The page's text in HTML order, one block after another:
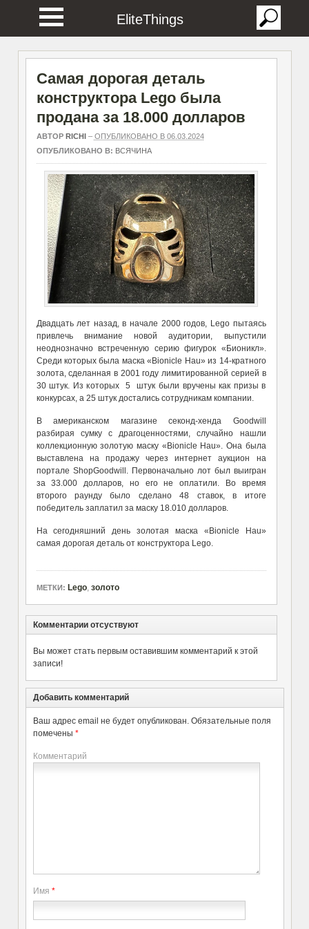
EliteThings
Самая дорогая деталь
конструктора Lego была
продана за 18.000 долларов
АВТОР RICHI– ОПУБЛИКОВАНО В 06.03.2024
ОПУБЛИКОВАНО В: ВСЯЧИНА
Двадцать лет назад, в начале 2000 годов, Lego пытаясь
привлечь внимание новой аудитории, выпустили
неоднозначно встреченную серию фигурок «Бионикл».
Среди которых была маска «Bionicle Hau» из 14-кратного
золота, сделанная в 2001 году лимитированной серией в
30 штук. Из которых 5 штук были вручены как призы в
конкурсах, а 25 штук достались сотрудникам компании.
В американском магазине секонд-хенда Goodwill
разбирая сумку с драгоценностями, случайно нашли
коллекционную золотую маску «Bionicle Hau». Она была
выставлена на продажу через интернет аукцион на
портале ShopGoodwill. Первоначально лот был выигран
за 33.000 долларов, но его не оплатили. Во время
второго раунду было сделано 48 ставок, в итоге
победитель заплатил за маску 18.010 долларов.
На сегодняшний день золотая маска «Bionicle Hau»
самая дорогая деталь от конструктора Lego.
МЕТКИ: Lego, золото
Комментарии отсуствуют
Вы может стать первым оставившим комментарий к этой
записи!
Добавить комментарий
Ваш адрес email не будет опубликован. Обязательные поля
помечены *
Комментарий
Имя *